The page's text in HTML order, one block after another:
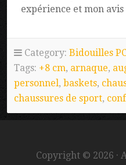
expérience et mon
Category: Bidouilles
Tags: +8 cm, arnaque,
personnel, baskets,
chaussures de sport,
Copyright © 2026 ·